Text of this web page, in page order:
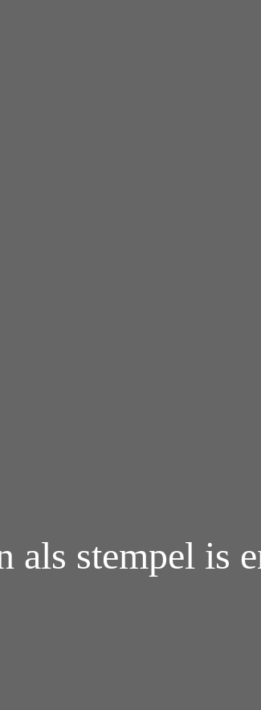
als stempel is